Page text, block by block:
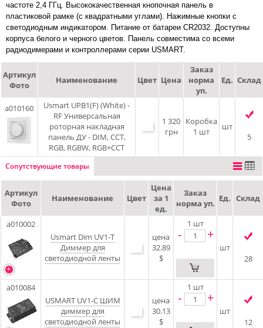
частоте 2,4 ГГц. Высококачественная кнопочная панель в
пластиковой рамке (с квадратными углами). Нажимные кнопки с
светодиодным индикатором. Питание от батареи CR2032. Доступны
корпуса белого и черного цветов. Панель совместима со всеми
радиодимерами и контроллерами серии USMART.
Артикул
Фото
Наименование Цвет Цена
Заказ
норма
уп.
Ед. Склад
a010160
Usmart UPB1(F) (White) -
RF Универсальная
роторная накладная
панель ДУ - DIM, CCT,
RGB, RGBW, RGB+CCT
1 320
грн
Коробка
1 шт
шт
5
Сопутствующие товары
Артикул
Фото
Наименование Цвет
Цена
за 1
ед.
Заказ
норма уп. Ед. Склад
a010002
Usmart Dim UV1-T
Диммер для
светодиодной ленты
цена
32.89
$
1 шт
- +
шт
28
a010084
USMART UV1-C ШИМ
диммер для
светодиодной ленты
цена
30.13
$
1 шт
- +
шт
12